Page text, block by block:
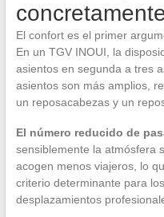
El confort es el primer
En un TGV INOUI, la
asientos en segunda a tres
asientos son más amplios,
un reposacabezas y un
El número reducido de
sensiblemente la atmósfera
acogen menos viajeros, lo
criterio determinante para
desplazamientos